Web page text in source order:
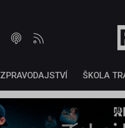
ZPRAVODAJSTVÍ ŠKOLA